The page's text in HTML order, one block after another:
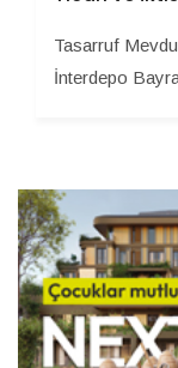
Tasarruf
İnterdepo